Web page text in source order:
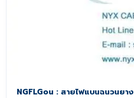
NGFLGou : สายไฟแบนฉนวนยาง